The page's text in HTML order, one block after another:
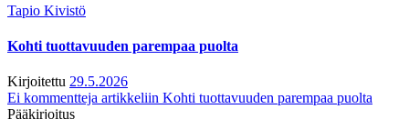
Tapio Kivistö
Kohti tuottavuuden parempaa puolta
Kirjoitettu 29.5.2026
Ei kommentteja artikkeliin Kohti tuottavuuden parempaa puolta
Pääkirjoitus